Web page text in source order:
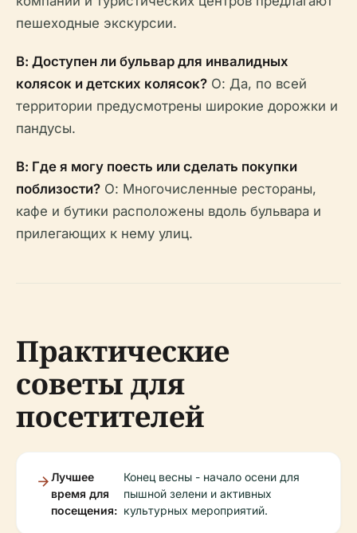
пешеходные экскурсии.
В: Доступен ли бульвар для инвалидных
колясок и детских колясок? О: Да, по всей
территории предусмотрены широкие дорожки и
пандусы.
В: Где я могу поесть или сделать покупки
поблизости? О: Многочисленные рестораны,
кафе и бутики расположены вдоль бульвара и
прилегающих к нему улиц.
Практические
советы для
посетителей
Лучшее
время для
посещения:
Конец весны - начало осени для
пышной зелени и активных
культурных мероприятий.